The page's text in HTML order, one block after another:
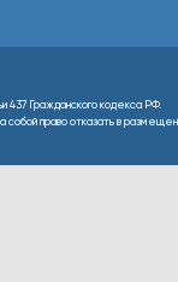
437 Гражданского кодекса РФ.
право отказать в